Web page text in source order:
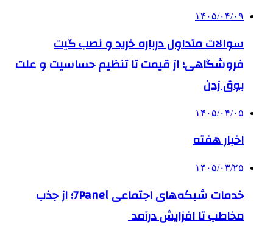
۱۴۰۵/۰۴/۰۹
سوالات متداول درباره خرید و نصب گیت
فروشگاهی؛ از قیمت تا تنظیم حساسیت و علت
بوق زدن
۱۴۰۵/۰۴/۰۵
اخبار هفته
۱۴۰۵/۰۳/۲۵
خدمات شبکه‌های اجتماعی 7Panel؛ از جذب
مخاطب تا افزایش درآمد